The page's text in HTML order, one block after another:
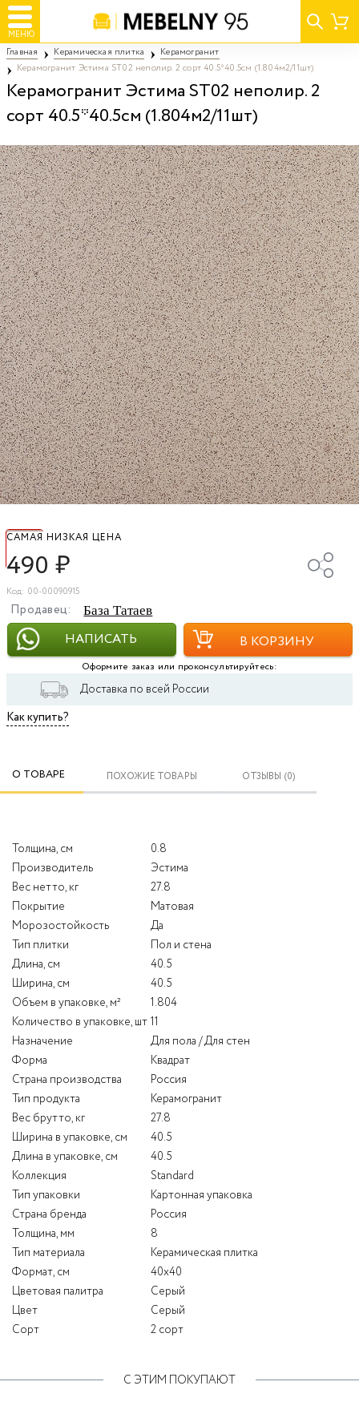
МЕНЮ
Главная Керамическая плитка
Керамогранит
Керамогранит Эстима ST02 неполир. 2 сорт 40.5*40.5см (1.804м2/11шт)
Керамогранит Эстима ST02 неполир. 2
сорт 40.5*40.5см (1.804м2/11шт)
САМАЯ НИЗКАЯ ЦЕНА
490 ₽
Код: 00-00090915
Продавец: База Татаев
НАПИСАТЬ В КОРЗИНУ
Оформите заказ или проконсультируйтесь:
Доставка по всей России
Как купить?
О ТОВАРЕ ПОХОЖИЕ ТОВАРЫ ОТЗЫВЫ (0)
Толщина, см
0.8
Производитель
Эстима
Вес нетто, кг
27.8
Покрытие
Матовая
Морозостойкость
Да
Тип плитки
Пол и стена
Длина, см
40.5
Ширина, см
40.5
Объем в упаковке, м²
1.804
Количество в упаковке, шт 11
Назначение
Для пола / Для стен
Форма
Квадрат
Страна производства
Россия
Тип продукта
Керамогранит
Вес брутто, кг
27.8
Ширина в упаковке, см
40.5
Длина в упаковке, см
40.5
Коллекция
Standard
Тип упаковки
Картонная упаковка
Страна бренда
Россия
Толщина, мм
8
Тип материала
Керамическая плитка
Формат, см
40x40
Цветовая палитра
Серый
Цвет
Серый
Сорт
2 сорт
С ЭТИМ ПОКУПАЮТ